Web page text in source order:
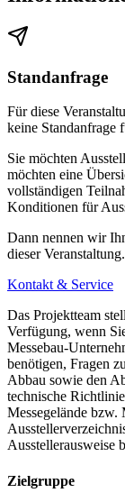
Standanfrage
Für diese
keine Standanfrage
Sie möchten
möchten eine
vollständigen
Konditionen für
Dann nennen wir
dieser Veranstaltung.
Kontakt & Service
Das Projektteam
Verfügung, wenn
Messebau-
benötigen, Fragen
Abbau sowie den
technische
Messegelände bzw.
Ausstellerausweise
Zielgruppe